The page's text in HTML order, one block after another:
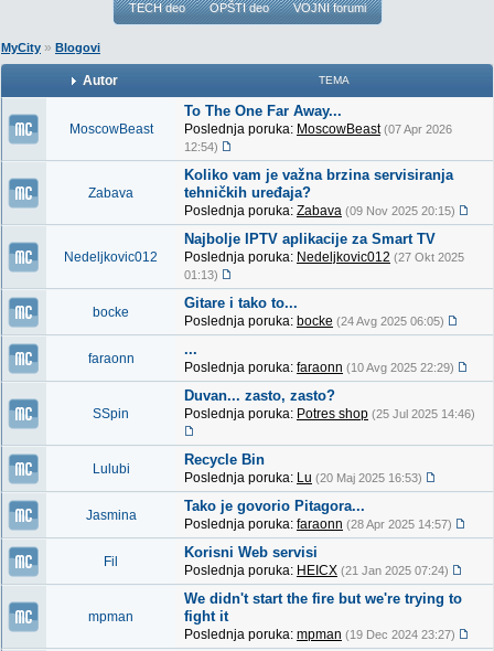
TECH deo OPŠTI deo VOJNI forumi
MyCity » Blogovi
Autor TEMA
MoscowBeast
To The One Far Away...
Poslednja poruka: MoscowBeast (07 Apr 2026
12:54)
Zabava
Koliko vam je važna brzina servisiranja
tehničkih uređaja?
Poslednja poruka: Zabava (09 Nov 2025 20:15)
Nedeljkovic012
Najbolje IPTV aplikacije za Smart TV
Poslednja poruka: Nedeljkovic012 (27 Okt 2025
01:13)
bocke
Gitare i tako to...
Poslednja poruka: bocke (24 Avg 2025 06:05)
faraonn
...
Poslednja poruka: faraonn (10 Avg 2025 22:29)
SSpin
Duvan... zasto, zasto?
Poslednja poruka: Potres shop (25 Jul 2025 14:46)
Lulubi
Recycle Bin
Poslednja poruka: Lu (20 Maj 2025 16:53)
Jasmina
Tako je govorio Pitagora...
Poslednja poruka: faraonn (28 Apr 2025 14:57)
Fil
Korisni Web servisi
Poslednja poruka: HEICX (21 Jan 2025 07:24)
mpman
We didn't start the fire but we're trying to
fight it
Poslednja poruka: mpman (19 Dec 2024 23:27)